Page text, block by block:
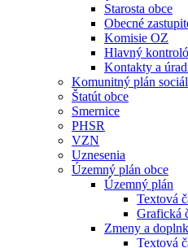
Starosta obce
Obecné
Komisie OZ
Hlavný
Kontakty a
Komunitný plán
Štatút obce
Smernice
PHSR
VZN
Uznesenia
Územný plán obce
Územný plán
Textová
Grafická
Zmeny a
Textová